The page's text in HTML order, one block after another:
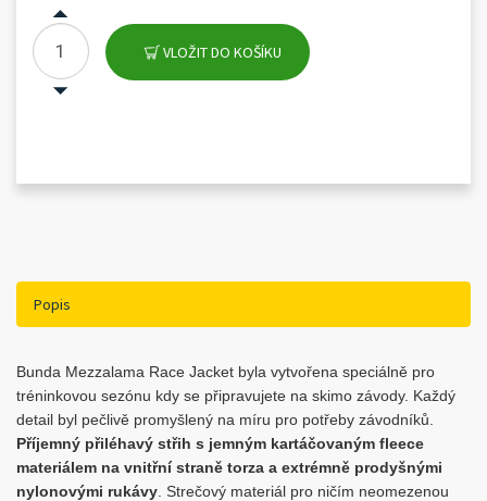
VLOŽIT DO KOŠÍKU
Popis
Bunda Mezzalama Race Jacket byla vytvořena speciálně pro
tréninkovou sezónu kdy se připravujete na skimo závody. Každý
detail byl pečlivě promyšlený na míru pro potřeby závodníků.
Příjemný přiléhavý střih s jemným kartáčovaným fleece
materiálem na vnitřní straně torza a extrémně prodyšnými
nylonovými rukávy . Strečový materiál pro ničím neomezenou